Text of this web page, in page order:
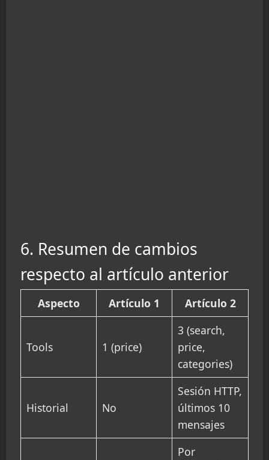
6. Resumen de cambios
respecto al artículo anterior
Aspecto Artículo 1 Artículo 2
Tools 1 (price)
3 (search,
price,
categories)
Historial No
Sesión HTTP,
últimos 10
mensajes
Por